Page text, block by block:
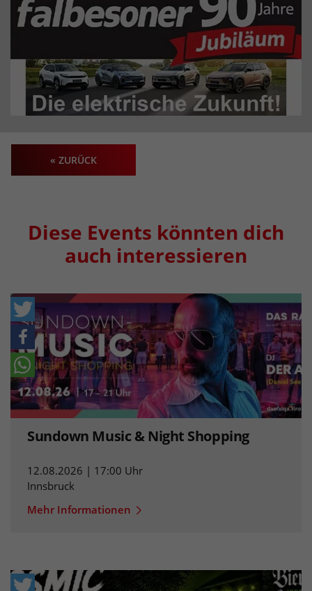
« ZURÜCK
Diese Events könnten dich
auch interessieren
Sundown Music & Night Shopping
12.08.2026 | 17:00 Uhr
Innsbruck
Mehr Informationen